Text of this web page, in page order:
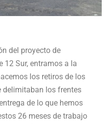
del proyecto de
12 Sur, entramos a la
los retiros de los
delimitaban los frentes
de lo que hemos
26 meses de trabajo